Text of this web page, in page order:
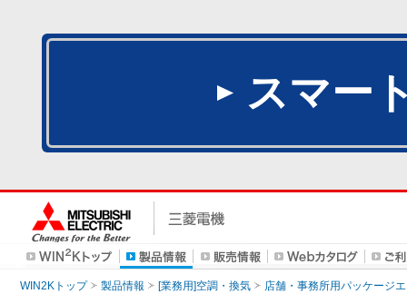
スマー
WIN2Kトップ 製品情報 [業務用]空調・換気 店舗・事務所用パッケージ